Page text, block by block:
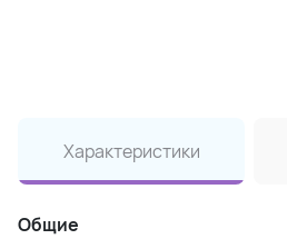
Характеристики
Общие